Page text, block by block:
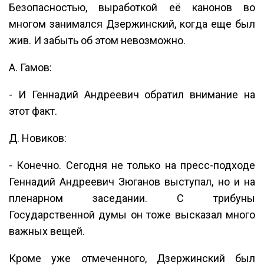
Безопасностью, выработкой её канонов во
многом занимался Дзержинский, когда еще был
жив. И забыть об этом невозможно.
А. Гамов:
- И Геннадий Андреевич обратил внимание на
этот факт.
Д. Новиков:
- Конечно. Сегодня не только на пресс-подходе
Геннадий Андреевич Зюганов выступал, но и на
пленарном заседании. С трибуны
Государственной думы он тоже высказал много
важных вещей.
Кроме уже отмеченного, Дзержинский был